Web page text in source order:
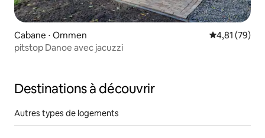
Cabane ⋅ Ommen Évaluation
4,81 (79)
pitstop Danoe avec jacuzzi
Destinations à découvrir
Autres types de logements